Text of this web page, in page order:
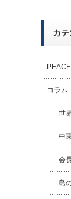
カ
コラム
世
中
会
島